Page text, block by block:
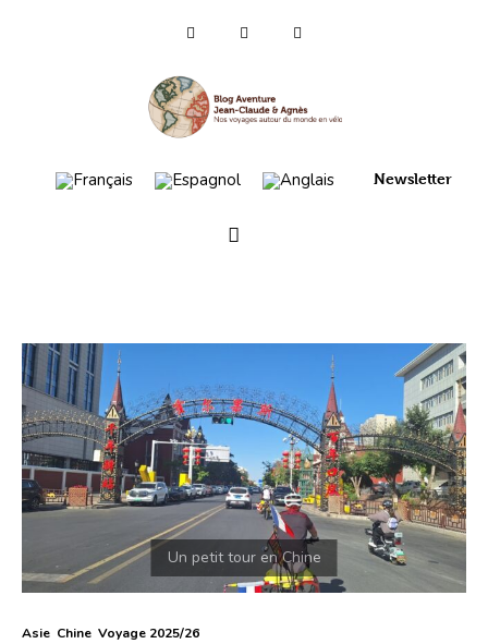
Newsletter
Qui sommes-nous ?
France 2021
Amérique 2018 à 2020
Vidéos
Asie Chine Voyage 2025/26